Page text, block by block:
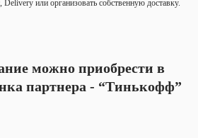
или организовать собственную доставку.
можно приобрести в
партнера - “Тинькофф”